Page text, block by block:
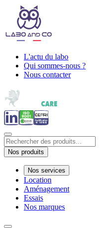
L'actu du labo
Qui sommes-nous ?
Nous contacter
Nos produits
Nos services
Location
Aménagement
Essais
Nos marques